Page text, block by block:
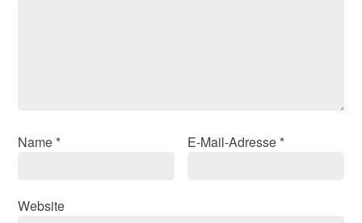
Name * E-Mail-Adresse *
Website